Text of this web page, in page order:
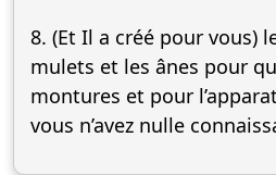
8. (Et Il a créé pour vous)
mulets et les ânes pour
montures et pour
vous n’avez nulle